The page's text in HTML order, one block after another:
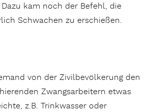
Dazu kam noch der Befehl, die
Schwachen zu erschießen.
von der Zivilbevölkerung den
Zwangsarbeitern etwas
z.B. Trinkwasser oder